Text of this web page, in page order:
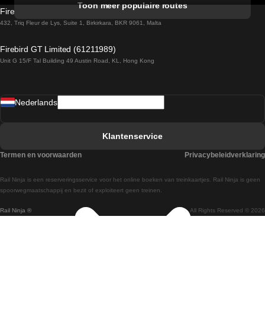
Treinen van Sevilla naar Barcelona
Treinen van Praag naar Wenen
Treinen van Wenen naar Salzburg
Treinen van Wenen naar Praag
Toon meer populaire routes
Firebird GT Limited (OC 1451)
432, Triq Fleur de Lys, Suite 1, Birkirkara, BKR 9061, Malta
Firebird GT Limited (61211989)
Unit G 15/F Tal Building 49 Austin Road, KL, Hong Kong
Rail Ninja ® All Rights Reserved © 2026
Rail Ninja is een reserveringsservice voor het online boeken van treinkaartjes. Rail Ninja is geen
spoorwegmaatschappij en bezit of exploiteert geen treinen.
Nederlands
Klantenservice
Termen en voorwaarden Privacybeleidverklaring